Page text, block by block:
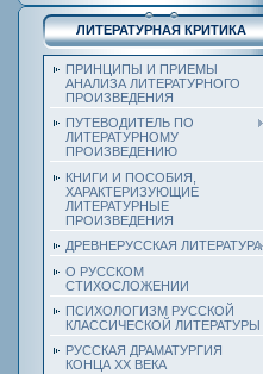
ЛИТЕРАТУРНАЯ КРИТИКА
ПРИНЦИПЫ И ПРИЕМЫ
АНАЛИЗА ЛИТЕРАТУРНОГО
ПРОИЗВЕДЕНИЯ
ПУТЕВОДИТЕЛЬ ПО
ЛИТЕРАТУРНОМУ
ПРОИЗВЕДЕНИЮ
КНИГИ И ПОСОБИЯ,
ХАРАКТЕРИЗУЮЩИЕ
ЛИТЕРАТУРНЫЕ
ПРОИЗВЕДЕНИЯ
ДРЕВНЕРУССКАЯ ЛИТЕРАТУРА
О РУССКОМ
СТИХОСЛОЖЕНИИ
ПСИХОЛОГИЗМ РУССКОЙ
КЛАССИЧЕСКОЙ ЛИТЕРАТУРЫ
РУССКАЯ ДРАМАТУРГИЯ
КОНЦА ХХ ВЕКА